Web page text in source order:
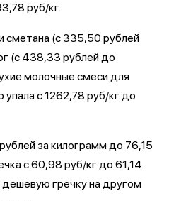
руб/кг.
сметана (с 335,50 рублей
(с 438,33 рублей до
молочные смеси для
с 1262,78 руб/кг до
за килограмм до 76,15
с 60,98 руб/кг до 61,14
дешевую гречку на другом